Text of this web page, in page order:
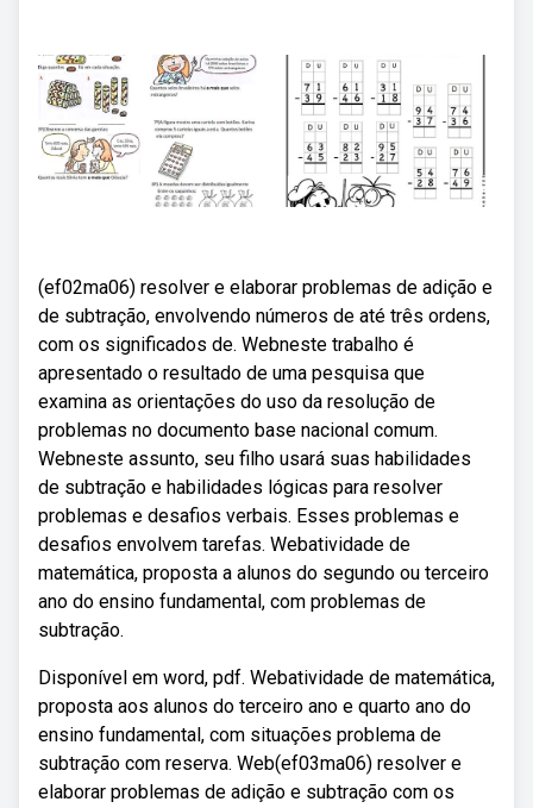
(ef02ma06) resolver e elaborar problemas de adição e
de subtração, envolvendo números de até três ordens,
com os significados de. Webneste trabalho é
apresentado o resultado de uma pesquisa que
examina as orientações do uso da resolução de
problemas no documento base nacional comum.
Webneste assunto, seu filho usará suas habilidades
de subtração e habilidades lógicas para resolver
problemas e desafios verbais. Esses problemas e
desafios envolvem tarefas. Webatividade de
matemática, proposta a alunos do segundo ou terceiro
ano do ensino fundamental, com problemas de
subtração.
Disponível em word, pdf. Webatividade de matemática,
proposta aos alunos do terceiro ano e quarto ano do
ensino fundamental, com situações problema de
subtração com reserva. Web(ef03ma06) resolver e
elaborar problemas de adição e subtração com os